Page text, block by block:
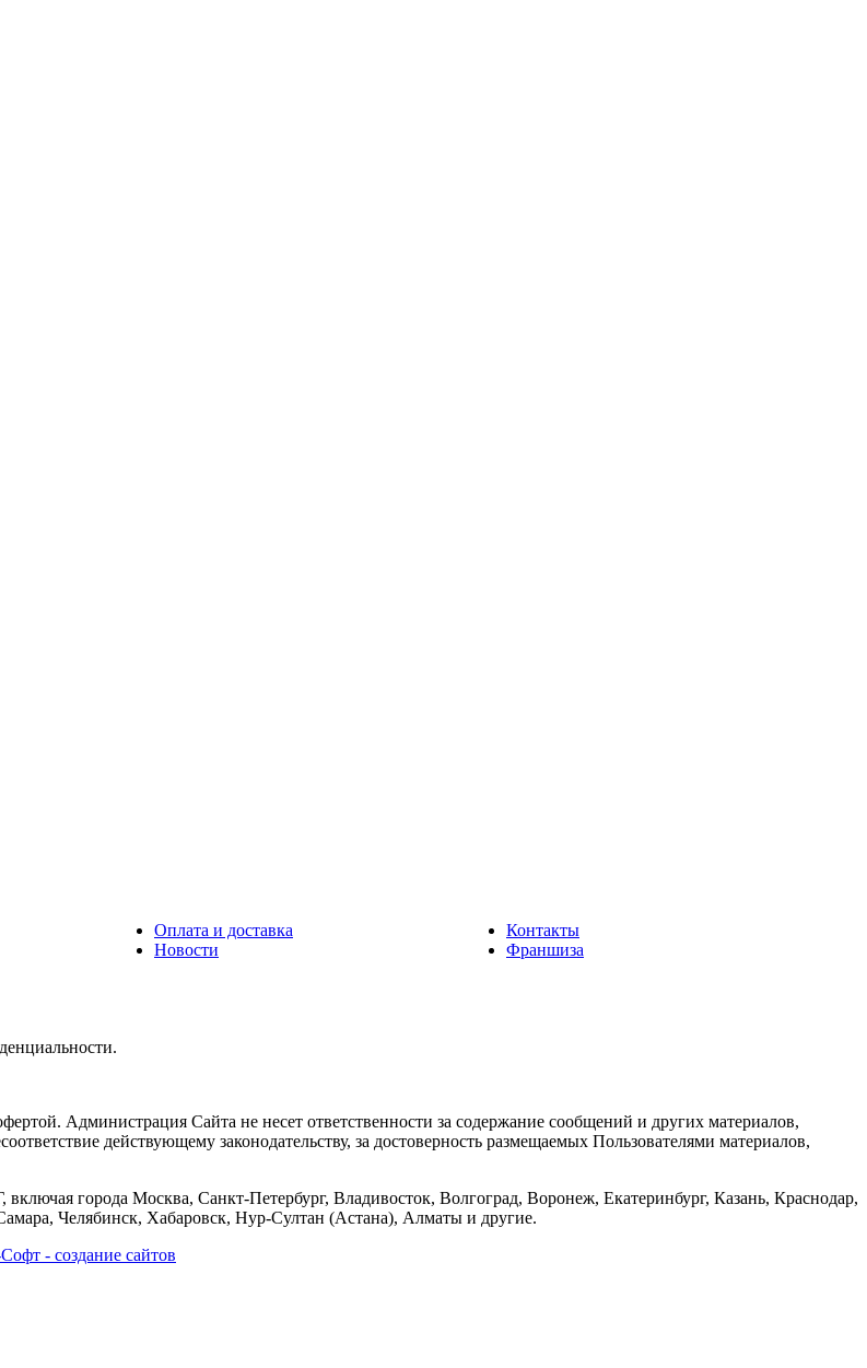
Оплата и доставка
Контакты
Новости
Франшиза
Администрация Сайта не несет ответственности за содержание сообщений и других материалов,
действующему законодательству, за достоверность размещаемых Пользователями материалов,
города Москва, Санкт-Петербург, Владивосток, Волгоград, Воронеж, Екатеринбург, Казань, Краснодар,
Челябинск, Хабаровск, Нур-Султан (Астана), Алматы и другие.
- создание сайтов